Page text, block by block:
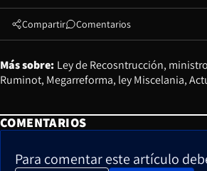
Compartir Comentarios
Más sobre: Ley de Recosntrucción
Ruminot Megarreforma ley Miscelania
COMENTARIOS
Para comentar este artículo